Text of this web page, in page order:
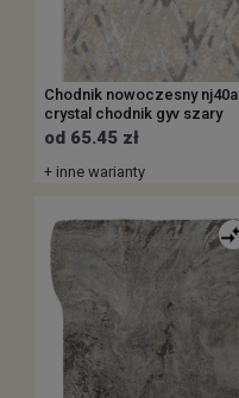
Chodnik nowoczesny nj40a
crystal chodnik gyv szary
od 65.45 zł
+ inne warianty